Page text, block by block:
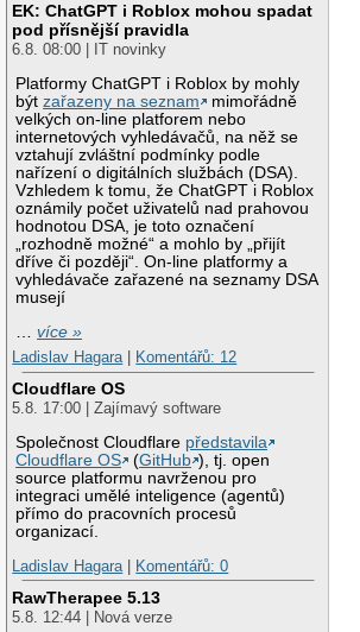
EK: ChatGPT i Roblox mohou spadat
pod přísnější pravidla
6.8. 08:00 | IT novinky
Platformy ChatGPT i Roblox by mohly
býtzařazeny na seznam
mimořádně
velkých on-line platforem nebo
internetových vyhledávačů, na něž se
vztahují zvláštní podmínky podle
nařízení o digitálních službách (DSA).
Vzhledem k tomu, že ChatGPT i Roblox
oznámily počet uživatelů nad prahovou
hodnotou DSA, je toto označení
„rozhodně možné“ a mohlo by „přijít
dříve či později“. On-line platformy a
vyhledávače zařazené na seznamy DSA
musejí
…více »
Ladislav Hagara| Komentářů: 12
Cloudflare OS
5.8. 17:00 | Zajímavý software
Společnost Cloudflare představila
Cloudflare OS
(GitHub ), tj. open
source platformu navrženou pro
integraci umělé inteligence (agentů)
přímo do pracovních procesů
organizací.
Ladislav Hagara| Komentářů: 0
RawTherapee 5.13
5.8. 12:44 | Nová verze